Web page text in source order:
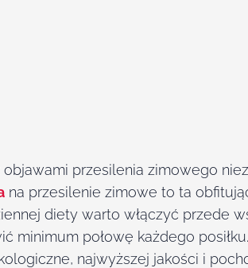
przesilenia zimowego
na przesilenie zimowe to ta
diety warto włączyć przede
minimum połowę każdego
najwyższej jakości i